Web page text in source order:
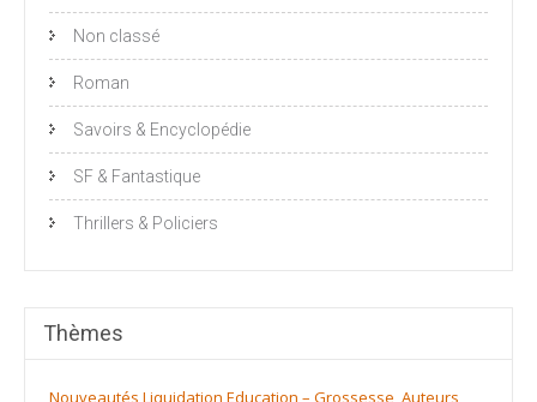
Non classé
Roman
Savoirs & Encyclopédie
SF & Fantastique
Thrillers & Policiers
Thèmes
Nouveautés Liquidation Education – Grossesse Auteurs